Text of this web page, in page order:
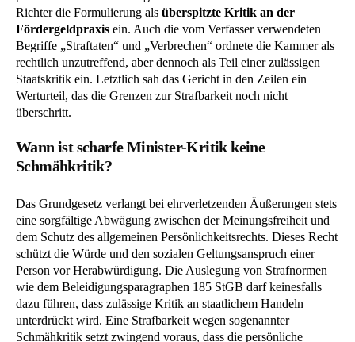
Richter die Formulierung als überspitzte Kritik an der
Fördergeldpraxis ein. Auch die vom Verfasser verwendeten
Begriffe „Straftaten“ und „Verbrechen“ ordnete die Kammer als
rechtlich unzutreffend, aber dennoch als Teil einer zulässigen
Staatskritik ein. Letztlich sah das Gericht in den Zeilen ein
Werturteil, das die Grenzen zur Strafbarkeit noch nicht
überschritt.
Wann ist scharfe Minister-Kritik keine
Schmähkritik?
Das Grundgesetz verlangt bei ehrverletzenden Äußerungen stets
eine sorgfältige Abwägung zwischen der Meinungsfreiheit und
dem Schutz des allgemeinen Persönlichkeitsrechts. Dieses Recht
schützt die Würde und den sozialen Geltungsanspruch einer
Person vor Herabwürdigung. Die Auslegung von Strafnormen
wie dem Beleidigungsparagraphen 185 StGB darf keinesfalls
dazu führen, dass zulässige Kritik an staatlichem Handeln
unterdrückt wird. Eine Strafbarkeit wegen sogenannter
Schmähkritik setzt zwingend voraus, dass die persönliche